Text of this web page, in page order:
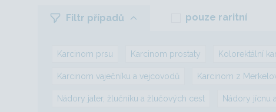
Filtr případů pouze raritní
Karcinom prsu Karcinom prostaty Kolorektální
Karcinom vaječníku a vejcovodů Karcinom z
Nádory jater, žlučníku a žlučových cest Nádory jícnu